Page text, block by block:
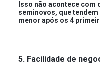
Isso não acontece
seminovos, que
menor após os 4
5. Facilidade de